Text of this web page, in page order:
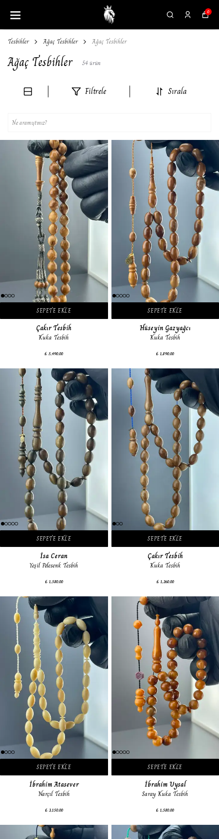
0
Tesbihler Ağaç Tesbihler Ağaç Tesbihler
Ağaç Tesbihler 54ürün
Filtrele Sırala
SEPETE EKLE
Çakır Tesbih
Kuka Tesbih
₺ 5,490.00
SEPETE EKLE
Hüseyin Gazyağcı
Kuka Tesbih
₺ 1,890.00
SEPETE EKLE
İsa Ceran
Yeşil Pelesenk Tesbih
₺ 1,580.00
SEPETE EKLE
Çakır Tesbih
Kuka Tesbih
₺ 1,260.00
SEPETE EKLE
İbrahim Atasever
Narçıl Tesbih
₺ 3,150.00
SEPETE EKLE
İbrahim Uysal
Saray Kuka Tesbih
₺ 1,580.00